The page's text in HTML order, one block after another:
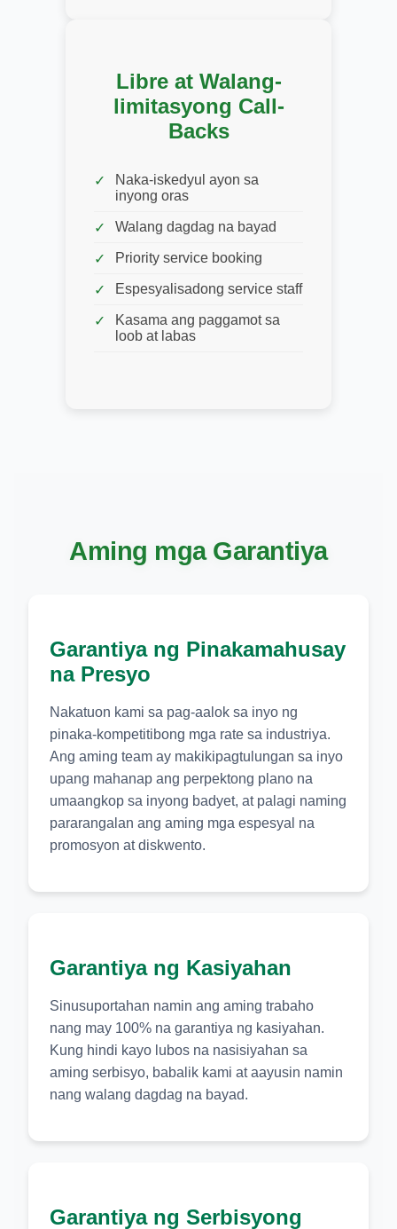
Libre at Walang-
limitasyong Call-
Backs
Naka-iskedyul ayon sa
inyong oras
Walang dagdag na bayad
Priority service booking
Espesyalisadong service staff
Kasama ang paggamot sa
loob at labas
Aming mga Garantiya
Garantiya ng Pinakamahusay
na Presyo
Nakatuon kami sa pag-aalok sa inyo ng
pinaka-kompetitibong mga rate sa industriya.
Ang aming team ay makikipagtulungan sa inyo
upang mahanap ang perpektong plano na
umaangkop sa inyong badyet, at palagi naming
pararangalan ang aming mga espesyal na
promosyon at diskwento.
Garantiya ng Kasiyahan
Sinusuportahan namin ang aming trabaho
nang may 100% na garantiya ng kasiyahan.
Kung hindi kayo lubos na nasisiyahan sa
aming serbisyo, babalik kami at aayusin namin
nang walang dagdag na bayad.
Garantiya ng Serbisyong